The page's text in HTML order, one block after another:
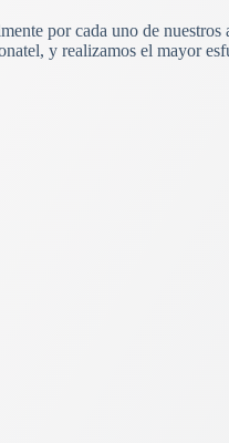
por cada uno de
y realizamos el mayor